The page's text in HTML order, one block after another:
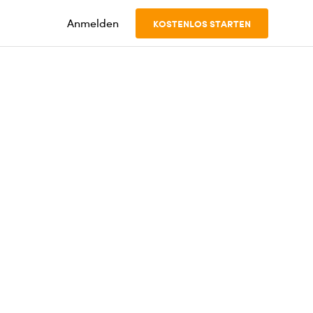
Anmelden KOSTENLOS STARTEN